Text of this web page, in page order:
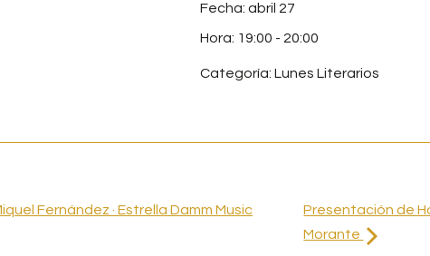
abril 27
19:00 - 20:00
Categoría:Lunes Literarios
Fernández · Estrella Damm Music
Presentación de
Morante